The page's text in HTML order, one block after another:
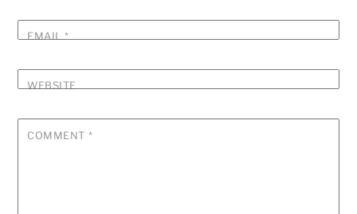
EMAIL*
WEBSITE
COMMENT *